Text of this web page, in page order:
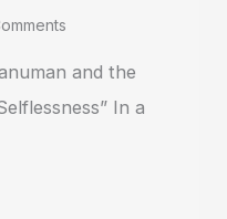
and the
In a